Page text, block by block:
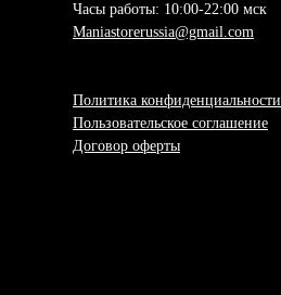
Часы работы: 10:00-22:00 мск
Maniastorerussia@gmail.com
Политика конфиденциальности
Пользовательское соглашение
Договор оферты